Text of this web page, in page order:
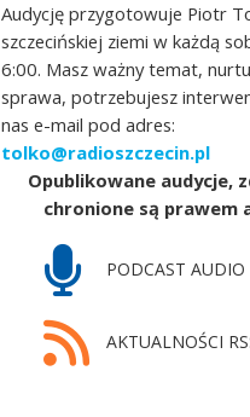
Audycję przygotowuje Piotr
szczecińskiej ziemi w każdą
6:00. Masz ważny temat,
sprawa, potrzebujesz
nas e-mail pod adres:
tolko@radioszczecin.pl
Opublikowane audycje,
chronione są prawem
PODCAST AUDIO
AKTUALNOŚCI